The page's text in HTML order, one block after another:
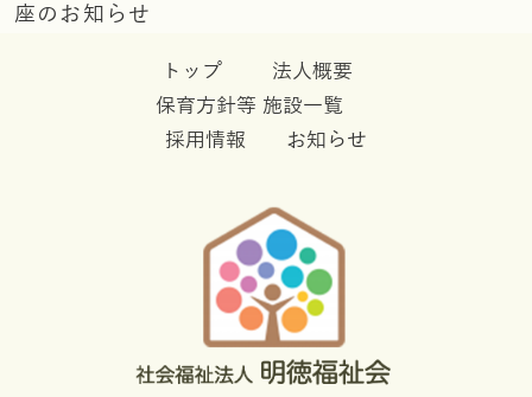
座のお知らせ
トップ
法人概要
保育方針等 施設一覧
採用情報
お知らせ